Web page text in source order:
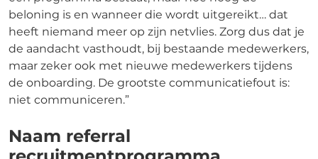
beloning is en wanneer die wordt uitgereikt… dat
heeft niemand meer op zijn netvlies. Zorg dus dat je
de aandacht vasthoudt, bij bestaande medewerkers,
maar zeker ook met nieuwe medewerkers tijdens
de onboarding. De grootste communicatiefout is:
niet communiceren.”
Naam referral